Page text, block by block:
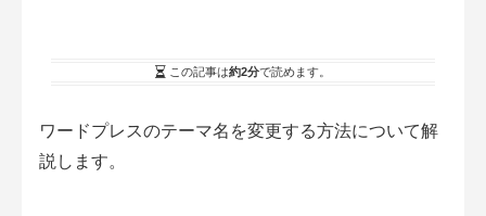
この記事は約2分で読めます。
ワードプレスのテーマ名を変更する方法について解
説します。